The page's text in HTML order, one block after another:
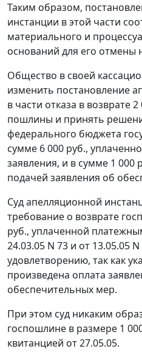
Таким образом,
инстанции в этой части
материального и
оснований для его отмены
Общество в своей
изменить постановление
в части отказа в возврате
пошлины и принять
федерального бюджета
сумме 6 000 руб.,
заявления, и в сумме 1 000
подачей заявления об
Суд апелляционной
требование о возврате
руб., уплаченной
24.03.05 N 73 и от 13.05.05
удовлетворению, так как
произведена оплата
обеспечительных мер.
При этом суд никаким
госпошлине в размере 1
квитанцией от 27.05.05.